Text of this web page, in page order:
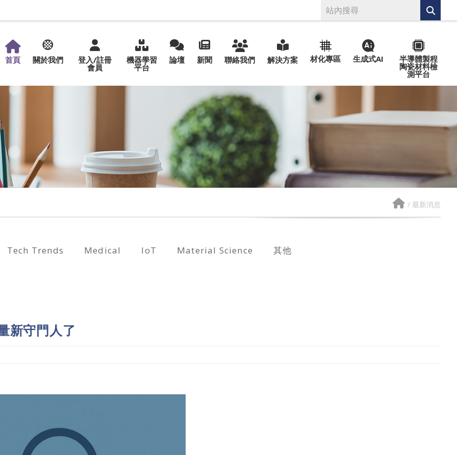
首頁 關於我們 登入/註冊
會員
機器學習
平台
論壇 新聞 聯絡我們 解決方案 材化專區 生成式AI 半導體製程
陶瓷材料檢
測平台
/ 最新消息
Tech Trends Medical IoT Material Science 其他
新守門人了